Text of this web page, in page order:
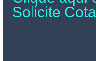
Solicite